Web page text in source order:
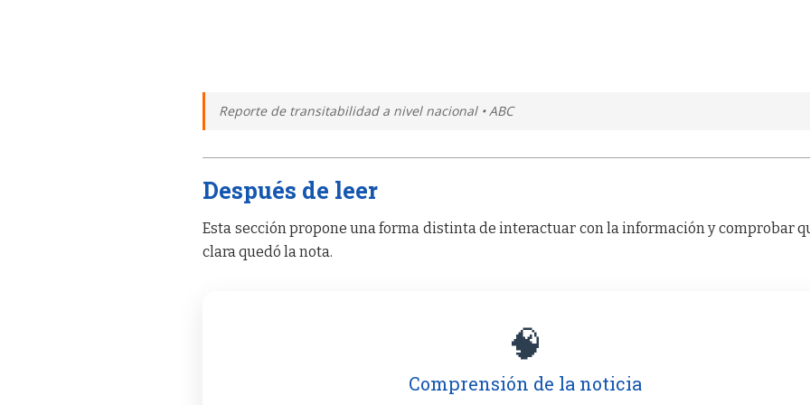
Reporte de transitabilidad a nivel nacional • ABC
Después de leer
Esta sección propone una forma distinta de interactuar con la información y comprobar
clara quedó la nota.
🧠
Comprensión de la noticia